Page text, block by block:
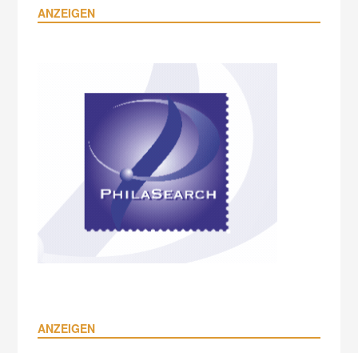
ANZEIGEN
ANZEIGEN